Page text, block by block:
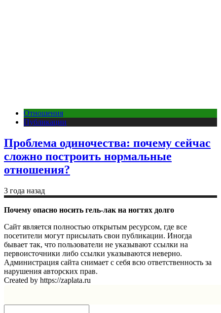
Отношения
Публикации
Проблема одиночества: почему сейчас
сложно построить нормальные
отношения?
3 года назад
Почему опасно носить гель-лак на ногтях долго
Сайт является полностью открытым ресурсом, где все
посетители могут присылать свои публикации. Иногда
бывает так, что пользователи не указывают ссылки на
первоисточники либо ссылки указываются неверно.
Администрация сайта снимает с себя всю ответственность за
нарушения авторских прав.
Created by https://zaplata.ru